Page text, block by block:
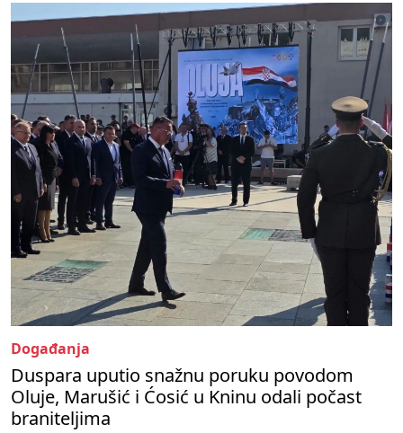
Događanja
Duspara uputio snažnu poruku povodom
Oluje, Marušić i Ćosić u Kninu odali počast
braniteljima